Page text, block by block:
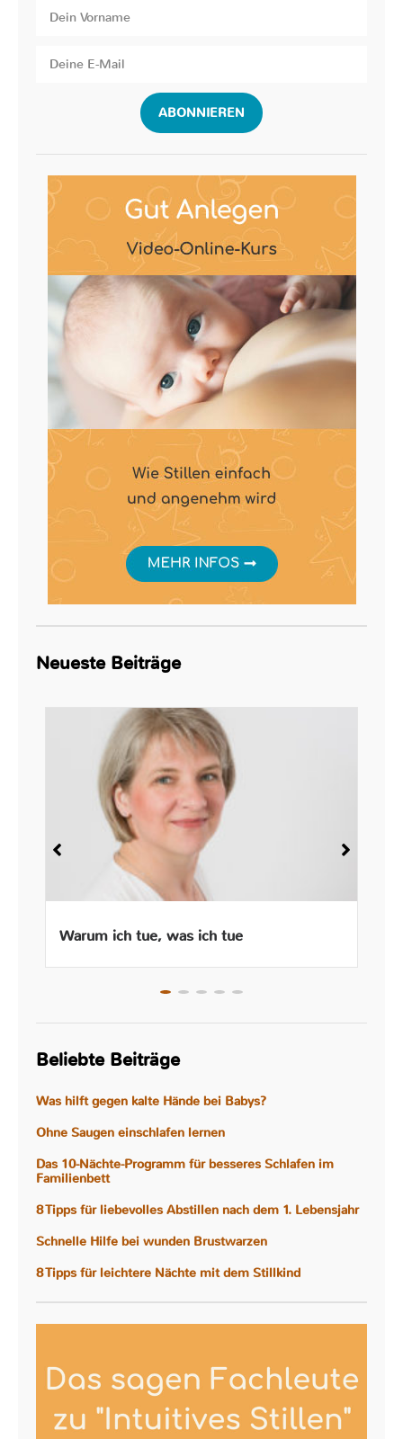
ABONNIEREN
Neueste Beiträge
Warum ich tue, was ich tue
Beliebte Beiträge
Was hilft gegen kalte Hände bei Babys?
Ohne Saugen einschlafen lernen
Das 10-Nächte-Programm für besseres Schlafen im
Familienbett
8 Tipps für liebevolles Abstillen nach dem 1. Lebensjahr
Schnelle Hilfe bei wunden Brustwarzen
8 Tipps für leichtere Nächte mit dem Stillkind